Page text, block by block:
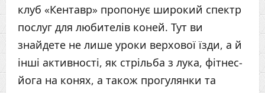
клуб «Кентавр» пропонує широкий спектр
послуг для любителів коней. Тут ви
знайдете не лише уроки верхової їзди, а й
інші активності, як стрільба з лука, фітнес-
йога на конях, а також прогулянки та